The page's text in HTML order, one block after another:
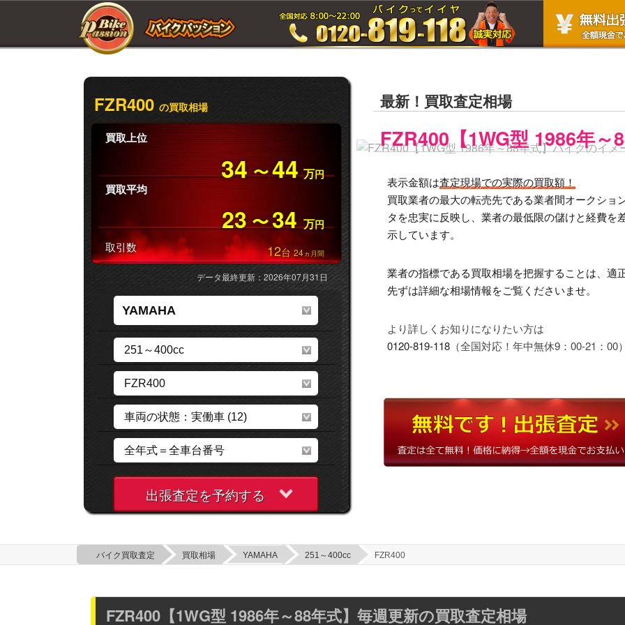
最新！買取査定相場
FZR400【1WG型 1986年～
表示金額は査定現場での実際の買取額！
買取業者の最大の転売先である業者間オークショ
タを忠実に反映し、業者の最低限の儲けと経費を
示しています。
業者の指標である買取相場を把握することは、適
先ずは詳細な相場情報をご覧くださいませ。
より詳しくお知りになりたい方は
0120-819-118（全国対応！年中無休9：00-21：00
FZR400 の買取相場
買取上位
34 〜44 万円
買取平均
23 〜34 万円
取引数 12台24ヵ月間
データ最終更新：2026年07月31日
出張査定を予約する
バイク買取査定 買取相場 YAMAHA 251～400cc FZR400
FZR400【1WG型 1986年～88年式】毎週更新の買取査定相場